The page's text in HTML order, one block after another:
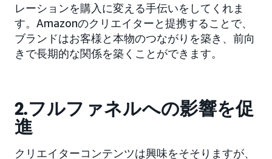
レーションを購入に変える手伝いをしてくれま
す。Amazonのクリエイターと提携することで、
ブランドはお客様と本物のつながりを築き、前向
きで長期的な関係を築くことができます。
2.フルファネルへの影響を促
進
クリエイターコンテンツは興味をそそりますが、